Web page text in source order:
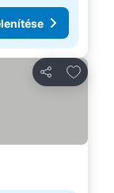
Megosztás